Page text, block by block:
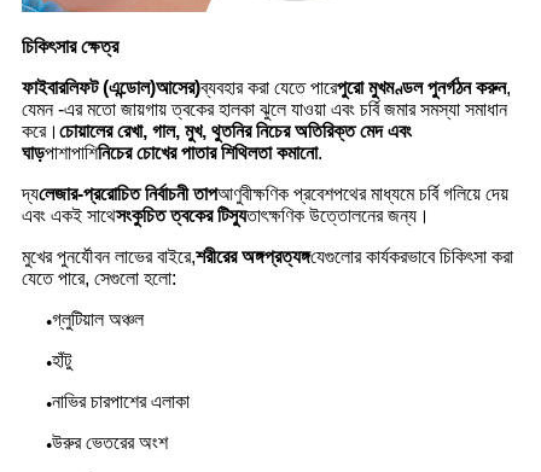
চিকিৎসার ক্ষেত্র
ফাইবারলিফট (এন্ডোল)আসের)ব্যবহার করা যেতে পারেপুরো মুখমণ্ডল পুনর্গঠন করুন,
যেমন -এর মতো জায়গায় ত্বকের হালকা ঝুলে যাওয়া এবং চর্বি জমার সমস্যা সমাধান
করে। চোয়ালের রেখা, গাল, মুখ, থুতনির নিচের অতিরিক্ত মেদ এবং
ঘাড়পাশাপাশিনিচের চোখের পাতার শিথিলতা কমানো.
দ্যলেজার-প্ররোচিত নির্বাচনী তাপআণুবীক্ষণিক প্রবেশপথের মাধ্যমে চর্বি গলিয়ে দেয়
এবং একই সাথেসংকুচিত ত্বকের টিস্যুতাৎক্ষণিক উত্তোলনের জন্য।
মুখের পুনর্যৌবন লাভের বাইরে,শরীরের অঙ্গপ্রত্যঙ্গযেগুলোর কার্যকরভাবে চিকিৎসা করা
যেতে পারে, সেগুলো হলো:
●গ্লুটিয়াল অঞ্চল
●হাঁটু
●নাভির চারপাশের এলাকা
●উরুর ভেতরের অংশ